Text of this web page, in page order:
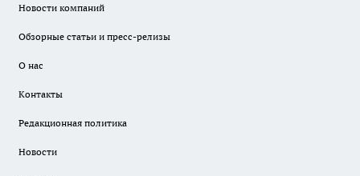
Новости компаний
Обзорные статьи и пресс-релизы
О нас
Контакты
Редакционная политика
Новости